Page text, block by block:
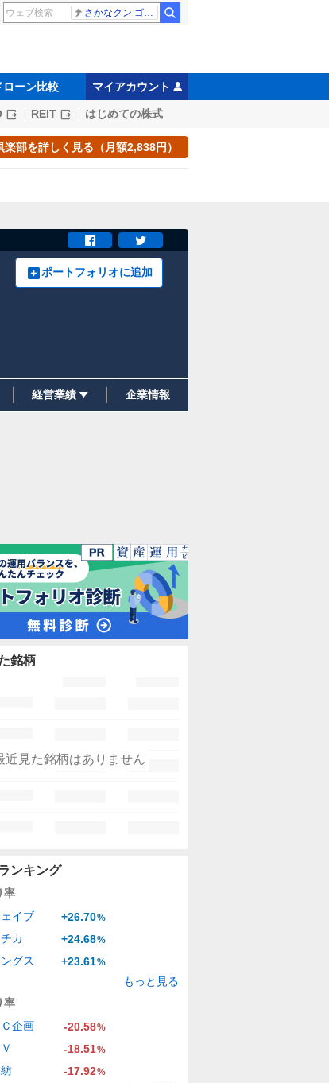
さかなクン ゴールデンタッグ
ローン比較 マイアカウント
REIT はじめての株式
楽部を詳しく見る（月額2,838円）
ポートフォリオに追加
経営業績 企業情報
銘柄
近見た銘柄はありません
ンキング
率
ェイブ +26.70%
カ +24.68%
グス +23.61%
もっと見る
率
企画 -20.58%
-18.51%
-17.92%